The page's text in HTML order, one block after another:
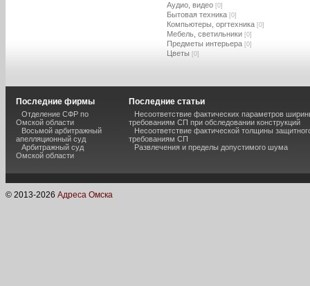
Аудио, видео [0]
Бытовая техника [0]
Компьютеры, оргтехника [0]
Мебель, светильники [0]
Предметы интерьера [0]
Цветы [0]
Последние фирмы
Отделение СФР по
Омской области
Восьмой арбитражный
апелляционный суд
Арбитражный суд
Омской области
Последние статьи
Несоответствие фактических параметров
требованиям СП при обследовании конструкций
Несоответствие фактической толщины
требованиям СП
Развлечения и пределы допустимого шума
© 2013-2026 Адреса Омска